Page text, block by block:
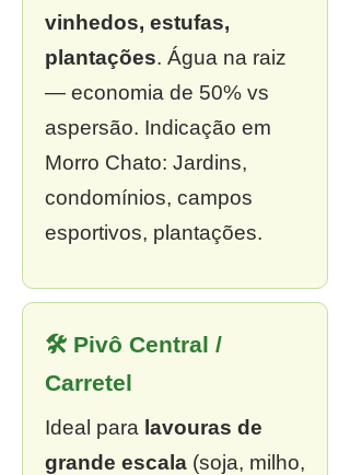
vinhedos, estufas,
plantações. Água na raiz
— economia de 50% vs
aspersão. Indicação em
Morro Chato: Jardins,
condomínios, campos
esportivos, plantações.
🛠 Pivô Central /
Carretel
Ideal para lavouras de
grande escala (soja, milho,